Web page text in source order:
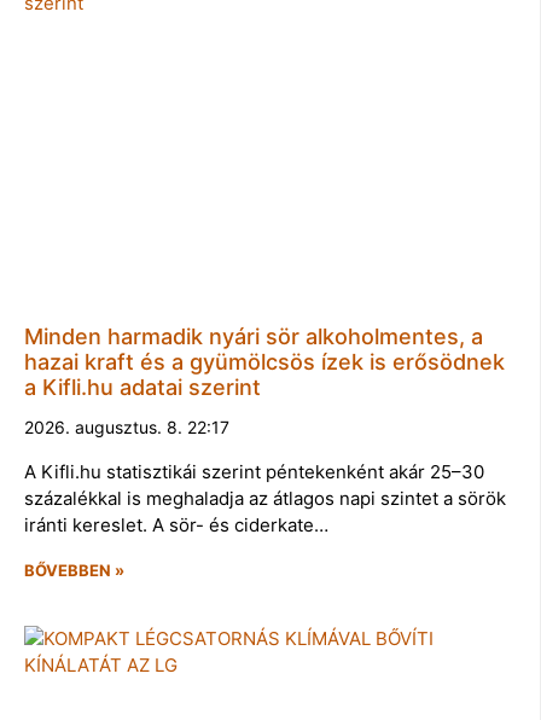
Minden harmadik nyári sör alkoholmentes, a
hazai kraft és a gyümölcsös ízek is erősödnek
a Kifli.hu adatai szerint
2026. augusztus. 8. 22:17
A Kifli.hu statisztikái szerint péntekenként akár 25–30
százalékkal is meghaladja az átlagos napi szintet a sörök
iránti kereslet. A sör- és ciderkate…
BŐVEBBEN »